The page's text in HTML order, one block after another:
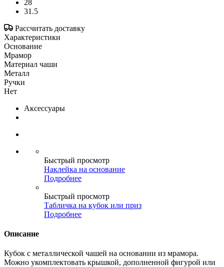
28
31.5
Рассчитать доставку
Характеристики
Основание
Мрамор
Материал чаши
Металл
Ручки
Нет
Аксессуары
Быстрый просмотр
Наклейка на основание
Подробнее
Быстрый просмотр
Табличка на кубок или приз
Подробнее
Описание
Кубок с металлической чашей на основании из мрамора.
Можно укомплектовать крышкой, дополненной фигурой или